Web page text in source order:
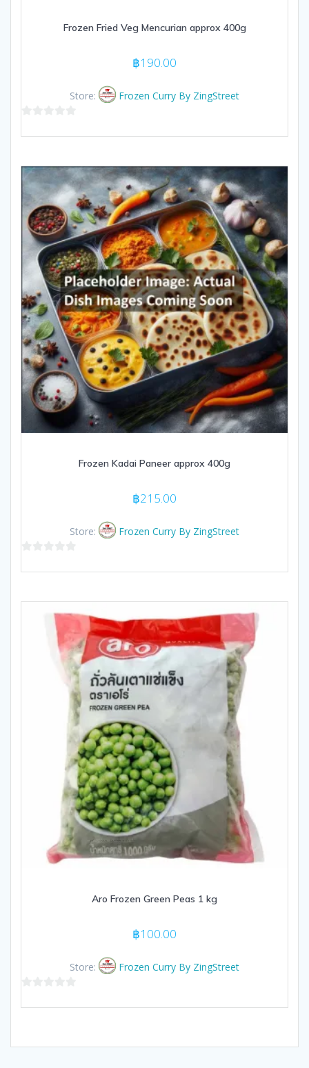
Frozen Fried Veg Mencurian approx 400g
฿190.00
Store: Frozen Curry By ZingStreet
5
Frozen Kadai Paneer approx 400g
฿215.00
Store: Frozen Curry By ZingStreet
Aro Frozen Green Peas 1 kg
฿100.00
Store: Frozen Curry By ZingStreet